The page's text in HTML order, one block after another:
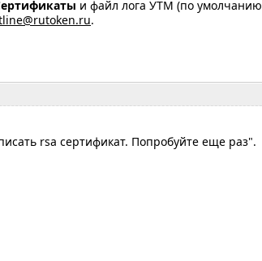
и файл лога УТМ (по умолчанию
.
rsa сертификат. Попробуйте еще раз".